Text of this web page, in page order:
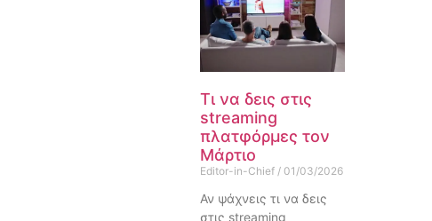
Τι να δεις στις
streaming
πλατφόρμες τον
Μάρτιο
Editor-in-Chief 01/03/2026
Αν ψάχνεις τι να δεις
στις streaming